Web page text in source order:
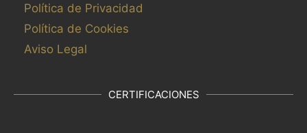
Política de Privacidad
Política de Cookies
Aviso Legal
CERTIFICACIONES